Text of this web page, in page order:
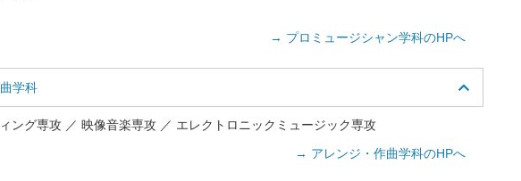
→ プロミュージシャン学科のHPへ
学科
ング専攻 ／ 映像音楽専攻 ／ エレクトロニックミュージック専攻
→ アレンジ・作曲学科のHPへ